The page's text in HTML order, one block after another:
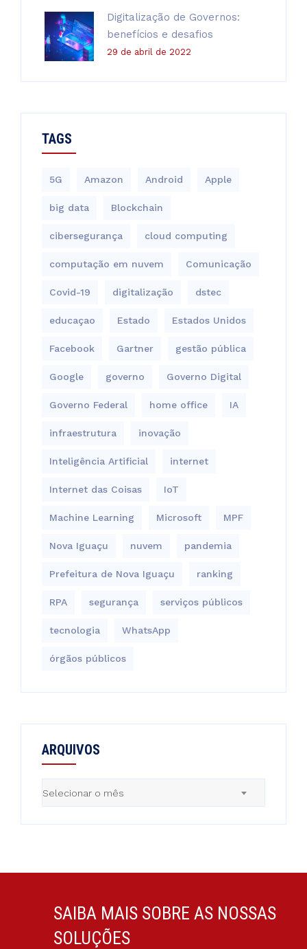
Digitalização de Governos:
benefícios e desafios
29 de abril de 2022
TAGS
5G Amazon Android Apple
big data Blockchain
cibersegurança cloud computing
computação em nuvem Comunicação
Covid-19 digitalização dstec
educaçao Estado Estados Unidos
Facebook Gartner gestão pública
Google governo Governo Digital
Governo Federal home office IA
infraestrutura inovação
Inteligência Artificial internet
Internet das Coisas IoT
Machine Learning Microsoft MPF
Nova Iguaçu nuvem pandemia
Prefeitura de Nova Iguaçu ranking
RPA segurança serviços públicos
tecnologia WhatsApp
órgãos públicos
ARQUIVOS
Selecionar o mês
SAIBA MAIS SOBRE AS NOSSAS
SOLUÇÕES